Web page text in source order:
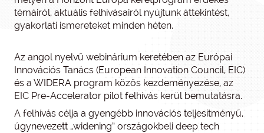
témáiról, aktuális felhívásairól nyújtunk áttekintést,
gyakorlati ismereteket minden héten.
Az angol nyelvű webinárium keretében az Európai
Innovációs Tanács (European Innovation Council, EIC)
és a WIDERA program közös kezdeményezése, az
EIC Pre-Accelerator pilot felhívás kerül bemutatásra.
A felhívás célja a gyengébb innovációs teljesítményű,
úgynevezett „widening” országokbeli deep tech